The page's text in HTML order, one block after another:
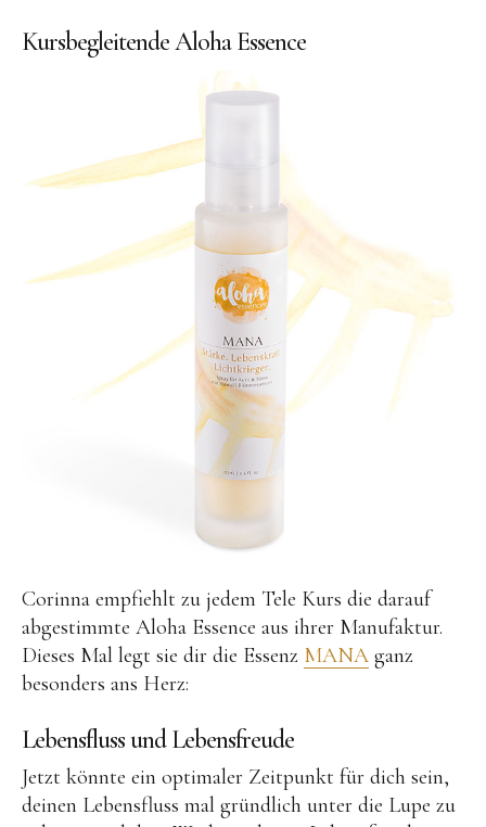
Kursbegleitende Aloha Essence
Corinna empfiehlt zu jedem Tele Kurs die darauf
abgestimmte Aloha Essence aus ihrer Manufaktur.
Dieses Mal legt sie dir die Essenz MANA ganz
besonders ans Herz:
Lebensfluss und Lebensfreude
Jetzt könnte ein optimaler Zeitpunkt für dich sein,
deinen Lebensfluss mal gründlich unter die Lupe zu